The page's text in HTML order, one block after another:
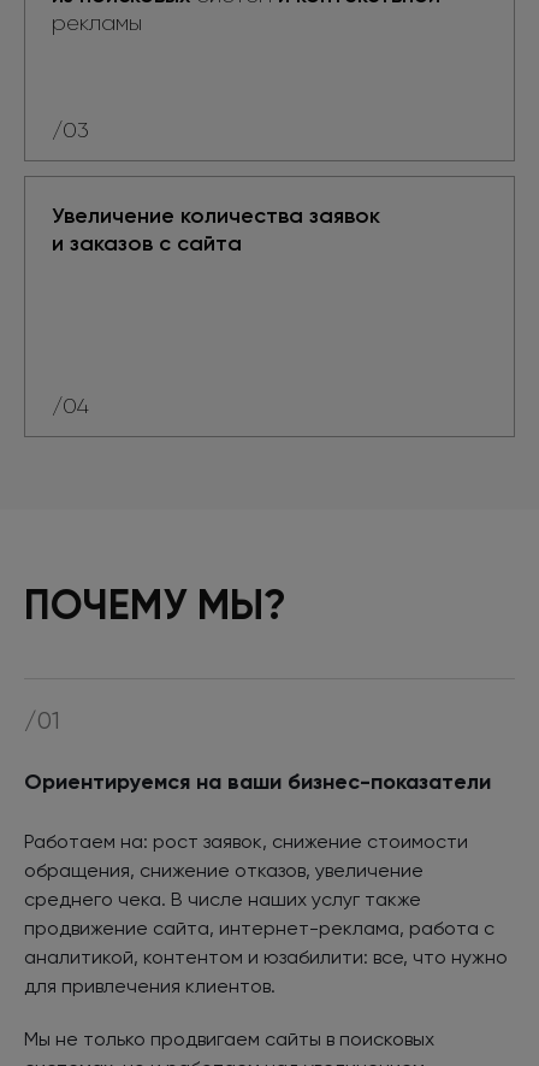
рекламы
/03
Увеличение количества заявок
и заказов с сайта
/04
ПОЧЕМУ МЫ?
/01
Ориентируемся на ваши бизнес-показатели
Работаем на: рост заявок, снижение стоимости
обращения, снижение отказов, увеличение
среднего чека. В числе наших услуг также
продвижение сайта, интернет-реклама, работа с
аналитикой, контентом и юзабилити: все, что нужно
для привлечения клиентов.
Мы не только продвигаем сайты в поисковых